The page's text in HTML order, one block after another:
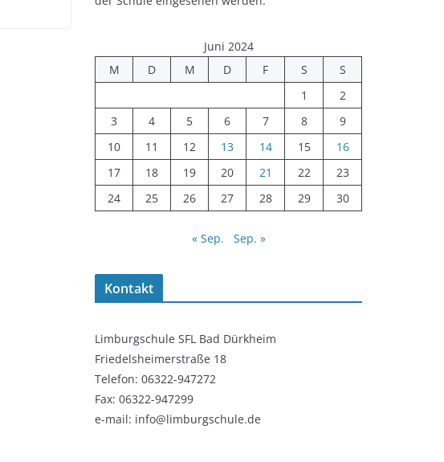
Juni 2024
M
D M D F S
S
1
2
3
4 5 6 7 8
9
10
11 12 13 14 15
16
17
18 19 20 21 22
23
24
25 26 27 28 29 30
« Sep. Sep. »
Kontakt
Limburgschule SFL Bad Dürkheim
Friedelsheimerstraße 18
Telefon: 06322-947272
Fax: 06322-947299
e-mail: info@limburgschule.de